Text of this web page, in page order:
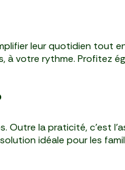
leur quotidien tout
à votre rythme. Profitez
Outre la praticité, c'est
idéale pour les